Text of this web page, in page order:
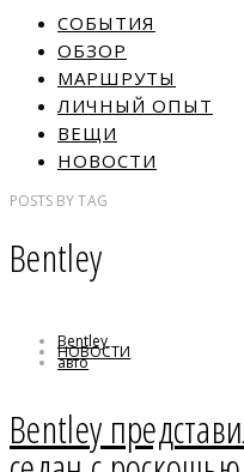
СОБЫТИЯ
ОБЗОР
МАРШРУТЫ
ЛИЧНЫЙ ОПЫТ
ВЕЩИ
НОВОСТИ
POSTS BYTAG
Bentley
НОВОСТИ
Bentley
авто
Bentley